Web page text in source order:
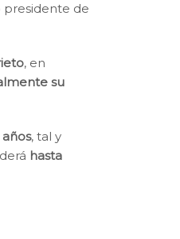
de
, en
su
, tal y
hasta